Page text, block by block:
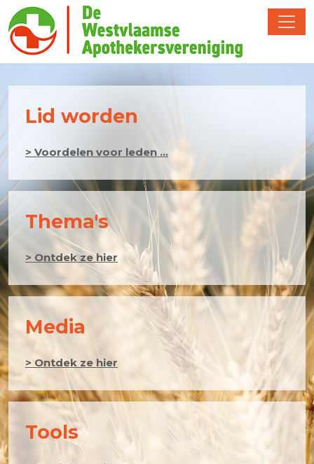
Lid worden
> Voordelen voor leden ...
Thema's
> Ontdek ze hier
Media
> Ontdek ze hier
Tools